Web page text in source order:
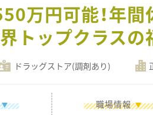
万円可能！年
トップクラスの
ドラッグストア(調剤あり)
職場情報